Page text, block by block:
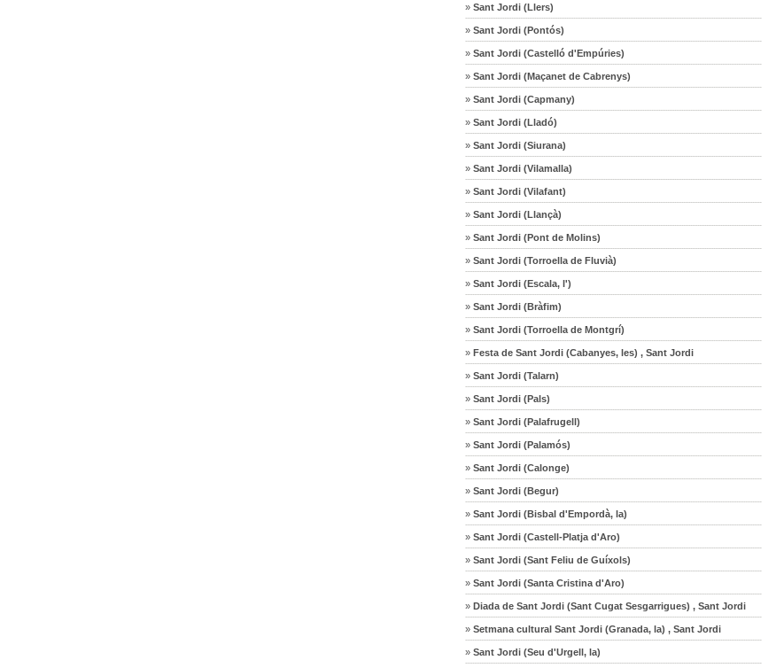
» Sant Jordi (Llers)
» Sant Jordi (Pontós)
» Sant Jordi (Castelló d'Empúries)
» Sant Jordi (Maçanet de Cabrenys)
» Sant Jordi (Capmany)
» Sant Jordi (Lladó)
» Sant Jordi (Siurana)
» Sant Jordi (Vilamalla)
» Sant Jordi (Vilafant)
» Sant Jordi (Llançà)
» Sant Jordi (Pont de Molins)
» Sant Jordi (Torroella de Fluvià)
» Sant Jordi (Escala, l')
» Sant Jordi (Bràfim)
» Sant Jordi (Torroella de Montgrí)
» Festa de Sant Jordi (Cabanyes, les) , Sant Jordi
» Sant Jordi (Talarn)
» Sant Jordi (Pals)
» Sant Jordi (Palafrugell)
» Sant Jordi (Palamós)
» Sant Jordi (Calonge)
» Sant Jordi (Begur)
» Sant Jordi (Bisbal d'Empordà, la)
» Sant Jordi (Castell-Platja d'Aro)
» Sant Jordi (Sant Feliu de Guíxols)
» Sant Jordi (Santa Cristina d'Aro)
» Diada de Sant Jordi (Sant Cugat Sesgarrigues) , Sant Jordi
» Setmana cultural Sant Jordi (Granada, la) , Sant Jordi
» Sant Jordi (Seu d'Urgell, la)